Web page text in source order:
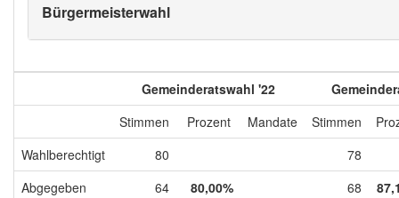
Bürgermeisterwahl
Gemeinderatswahl '22
Stimmen
Prozent Mandate Stimmen
Wahlberechtigt
80
78
Abgegeben
64 80,00% 68